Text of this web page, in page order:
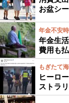
お盆シ
年金不安
年金生
費用も
もぎたて
ヒーロ
ストラ